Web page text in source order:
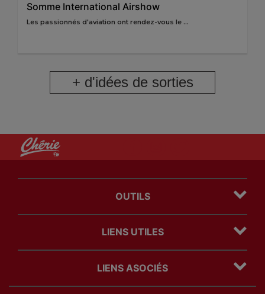
Somme International Airshow
Les passionnés d'aviation ont rendez-vous le ...
+ d'idées de sorties
OUTILS
Politique Cookies
Politique Confidentialité
LIENS UTILES
LIENS ASOCIÉS